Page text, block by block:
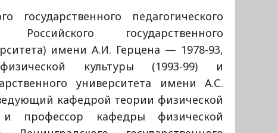
государственного педагогического
государственного
имени А.И. Герцена — 1978-93,
культуры (1993-99) и
университета имени А.С.
кафедрой теории физической
и профессор кафедры физической